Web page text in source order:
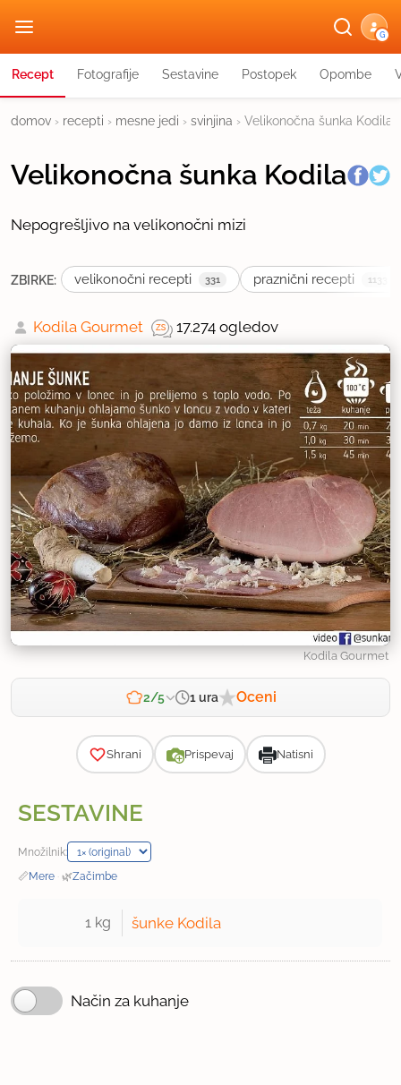
G
Recept Fotografije Sestavine Postopek Opombe
domov › recepti › mesne jedi › svinjina › Velikonočna šunka Kodila
Velikonočna šunka Kodila
Nepogrešljivo na velikonočni mizi
ZBIRKE: velikonočni recepti 331 praznični recepti 1133
Kodila Gourmet 17.274 ogledov
Kodila Gourmet
2/5 1 ura Oceni
Shrani Prispevaj Natisni
SESTAVINE
Množilnik:
📏Mere · 🌿Začimbe
1 kg šunke Kodila
Način za kuhanje